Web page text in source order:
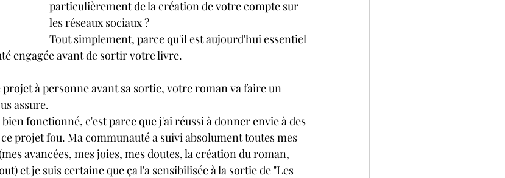
particulièrement de la création de votre compte sur
les réseaux sociaux ?
Tout simplement, parce qu'il est aujourd'hui essentiel
engagée avant de sortir votre livre.
à personne avant sa sortie, votre roman va faire un
assure.
fonctionné, c'est parce que j'ai réussi à donner envie à des
projet fou. Ma communauté a suivi absolument toutes mes
avancées, mes joies, mes doutes, la création du roman,
et je suis certaine que ça l'a sensibilisée à la sortie de "Les